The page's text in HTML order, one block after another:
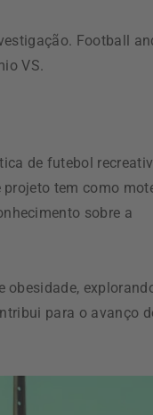
Football
VS.
de futebol
projeto tem como
sobre a
obesidade,
para o avanço